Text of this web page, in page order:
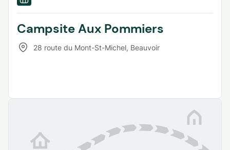
Campsite Aux Pommiers
28 route du Mont-St-Michel, Beauvoir